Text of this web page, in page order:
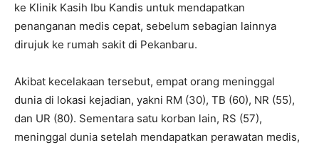
ke Klinik Kasih Ibu Kandis untuk mendapatkan
penanganan medis cepat, sebelum sebagian lainnya
dirujuk ke rumah sakit di Pekanbaru.
Akibat kecelakaan tersebut, empat orang meninggal
dunia di lokasi kejadian, yakni RM (30), TB (60), NR (55),
dan UR (80). Sementara satu korban lain, RS (57),
meninggal dunia setelah mendapatkan perawatan medis,